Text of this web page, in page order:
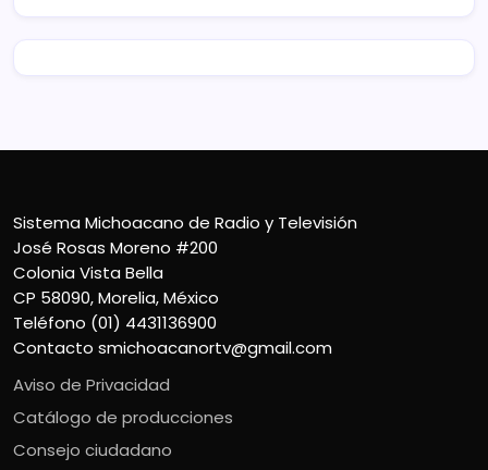
Sistema Michoacano de Radio y Televisión
José Rosas Moreno #200
Colonia Vista Bella
CP 58090, Morelia, México
Teléfono (01) 4431136900
Contacto smichoacanortv@gmail.com
Aviso de Privacidad
Catálogo de producciones
Consejo ciudadano